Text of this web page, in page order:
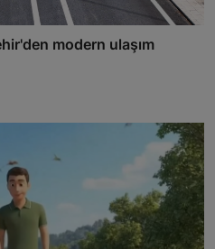
modern ulaşım